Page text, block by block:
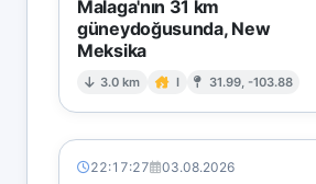
Malaga'nın 31 km
güneydoğusunda, New
Meksika
3.0 km I 31.99, -103.88
22:17:27 03.08.2026